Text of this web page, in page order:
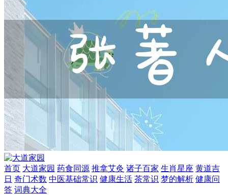
首页 大道家园 药食同源 推拿艾灸 诸子百家 生肖星座 黄道吉
日 奇门术数 中医基础常识 健康生活 茶常识 梦的解析 健康问
答 词典大全